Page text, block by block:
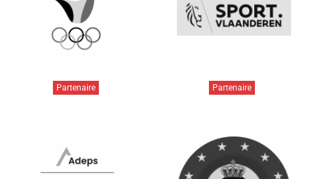
Partenaire Partenaire